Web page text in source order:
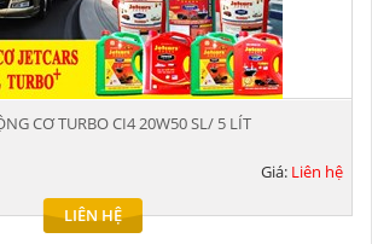
CƠ TURBO CI4 20W50 SL/ 5 LÍT
Giá: Liên hệ
LIÊN HỆ